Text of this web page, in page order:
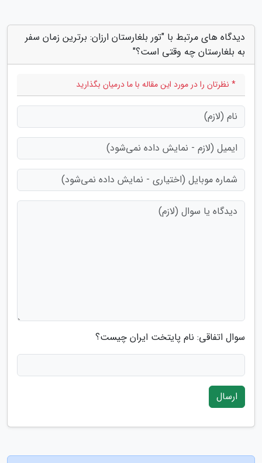
دیدگاه های مرتبط با "تور بلغارستان ارزان: برترین زمان سفر
به بلغارستان چه وقتی است؟"
* نظرتان را در مورد این مقاله با ما درمیان بگذارید
سوال اتفاقی: نام پایتخت ایران چیست؟
ارسال